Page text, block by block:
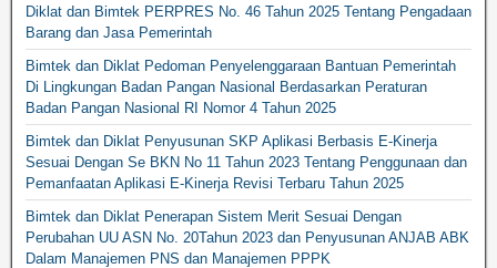
Diklat dan Bimtek PERPRES No. 46 Tahun 2025 Tentang Pengadaan
Barang dan Jasa Pemerintah
Bimtek dan Diklat Pedoman Penyelenggaraan Bantuan Pemerintah
Di Lingkungan Badan Pangan Nasional Berdasarkan Peraturan
Badan Pangan Nasional RI Nomor 4 Tahun 2025
Bimtek dan Diklat Penyusunan SKP Aplikasi Berbasis E-Kinerja
Sesuai Dengan Se BKN No 11 Tahun 2023 Tentang Penggunaan dan
Pemanfaatan Aplikasi E-Kinerja Revisi Terbaru Tahun 2025
Bimtek dan Diklat Penerapan Sistem Merit Sesuai Dengan
Perubahan UU ASN No. 20Tahun 2023 dan Penyusunan ANJAB ABK
Dalam Manajemen PNS dan Manajemen PPPK